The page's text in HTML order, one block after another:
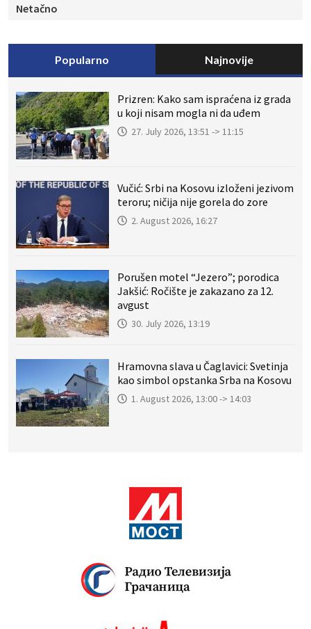
Netačno
Popularno Najnovije
Prizren: Kako sam ispraćena iz grada
u koji nisam mogla ni da uđem
27. July 2026, 13:51 -> 11:15
Vučić: Srbi na Kosovu izloženi jezivom
teroru; ničija nije gorela do zore
2. August 2026, 16:27
Porušen motel “Jezero”; porodica
Jakšić: Ročište je zakazano za 12.
avgust
30. July 2026, 13:19
Hramovna slava u Čaglavici: Svetinja
kao simbol opstanka Srba na Kosovu
1. August 2026, 13:00 -> 14:03